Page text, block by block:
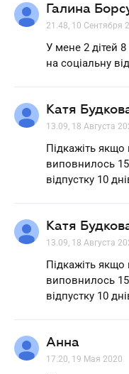
Галина
21.48, 10 Сентября
У мене 2 дітей
на соціальну
Катя
13.09, 18 Августа
Підкажіть якщо
виповнилось
відпустку 10
Катя
13.09, 18 Августа
Підкажіть якщо
виповнилось
відпустку 10
Анна
17.20, 19 Мая 2020